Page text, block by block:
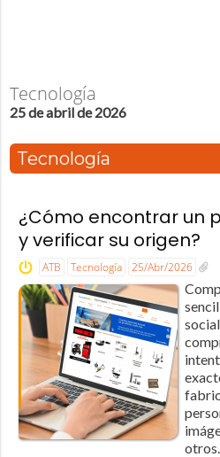
Tecnología
25 de abril de 2026
Tecnología
¿Cómo encontrar un
y verificar su origen?
ATB Tecnología 25/Abr/2026
otros...